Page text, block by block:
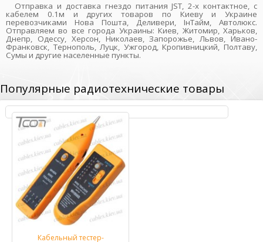
Отправка и доставка гнездо питания JST, 2-х контактное, с
кабелем 0.1м и других товаров по Киеву и Украине
перевозчиками Нова Пошта, Деливери, ІнТайм, Автолюкс.
Отправляем во все города Украины: Киев, Житомир, Харьков,
Днепр, Одессу, Херсон, Николаев, Запорожье, Львов, Ивано-
Франковск, Тернополь, Луцк, Ужгород, Кропивницкий, Полтаву,
Сумы и другие населенные пункты.
Популярные радиотехнические товары
Кабельный тестер-